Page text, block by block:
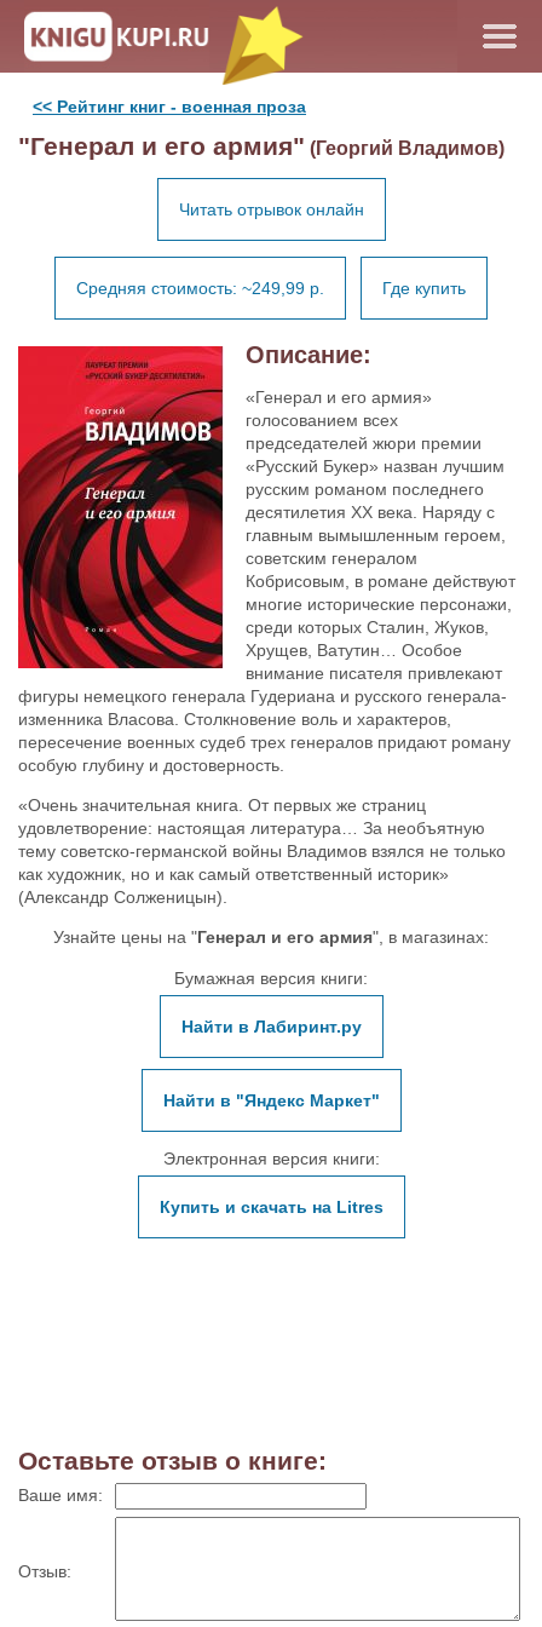
<< Рейтинг книг - военная проза
"Генерал и его армия" (Георгий Владимов)
Читать отрывок онлайн
Средняя стоимость: ~249,99 р. Где купить
Описание:
«Генерал и его армия»
голосованием всех
председателей жюри премии
«Русский Букер» назван лучшим
русским романом последнего
десятилетия ХХ века. Наряду с
главным вымышленным героем,
советским генералом
Кобрисовым, в романе действуют
многие исторические персонажи,
среди которых Сталин, Жуков,
Хрущев, Ватутин… Особое
внимание писателя привлекают
фигуры немецкого генерала Гудериана и русского генерала-
изменника Власова. Столкновение воль и характеров,
пересечение военных судеб трех генералов придают роману
особую глубину и достоверность.
«Очень значительная книга. От первых же страниц
удовлетворение: настоящая литература… За необъятную
тему советско-германской войны Владимов взялся не только
как художник, но и как самый ответственный историк»
(Александр Солженицын).
Узнайте цены на "Генерал и его армия", в магазинах:
Бумажная версия книги:
Найти в Лабиринт.ру
Найти в "Яндекс Маркет"
Электронная версия книги:
Купить и скачать на Litres
Оставьте отзыв о книге:
Ваше имя:
Отзыв: